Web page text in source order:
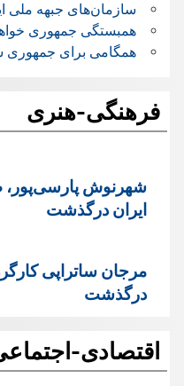
سازمان‌های جبهه ملی
همبستگی جمهوری
همگامی برای جمهوری
فرهنگی-هنری
شهرنوش پارسی‌پور،
ایران درگذشت
مرجان ساتراپی
درگذشت
اقتصادی-